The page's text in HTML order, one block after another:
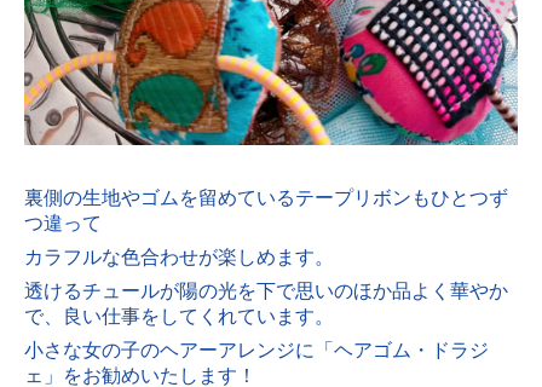
裏側の生地やゴムを留めているテープリボンもひとつず
つ違って
カラフルな色合わせが楽しめます。
透けるチュールが陽の光を下で思いのほか品よく華やか
で、良い仕事をしてくれています。
小さな女の子のヘアーアレンジに「ヘアゴム・ドラジ
ェ」をお勧めいたします！